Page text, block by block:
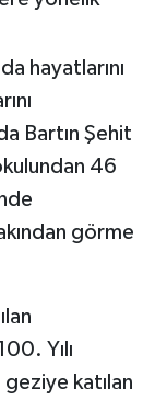
hayatlarını
Bartın Şehit
46
görme
Yılı
katılan